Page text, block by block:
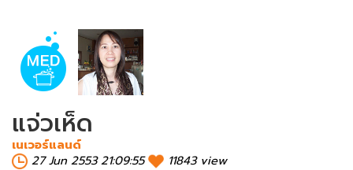
แจ่วเห็ด
เนเวอร์แลนด์
27 Jun 2553 21:09:55
11843 view